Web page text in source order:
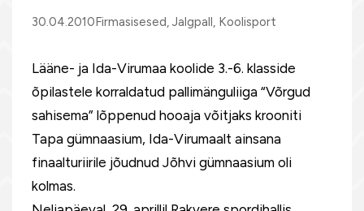
30.04.2010Firmasisesed, Jalgpall, Koolisport
Lääne- ja Ida-Virumaa koolide 3.-6. klasside
õpilastele korraldatud pallimänguliiga “Võrgud
sahisema” lõppenud hooaja võitjaks krooniti
Tapa gümnaasium, Ida-Virumaalt ainsana
finaalturiirile jõudnud Jõhvi gümnaasium oli
kolmas.